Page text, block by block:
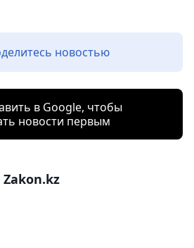
новостью
в Google, чтобы
новости первым